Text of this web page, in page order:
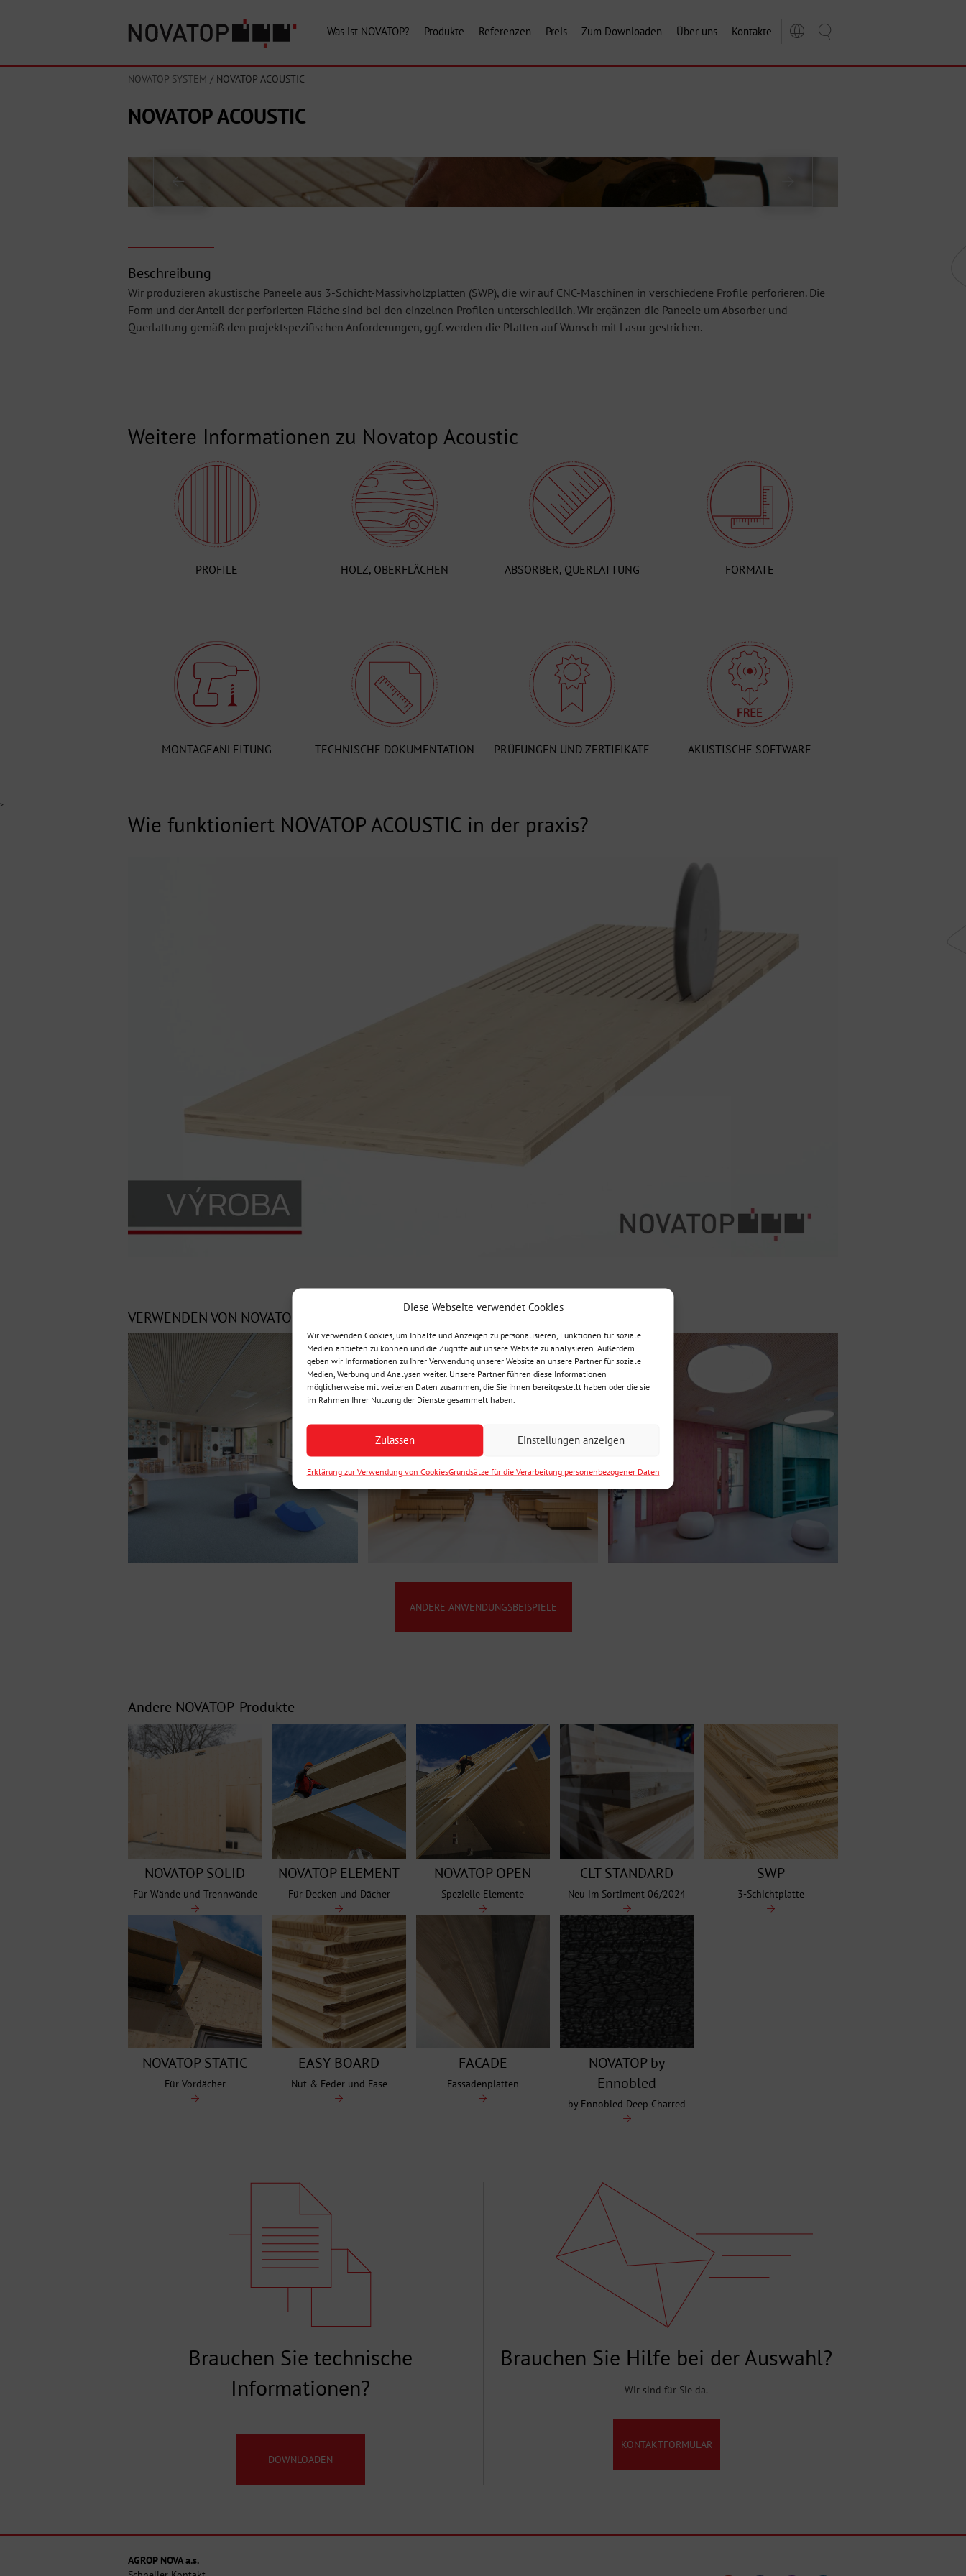
Diese Webseite verwendet Cookies
Wir verwenden Cookies, um Inhalte und Anzeigen zu personalisieren, Funktionen für soziale
Medien anbieten zu können und die Zugriffe auf unsere Website zu analysieren. Außerdem
geben wir Informationen zu Ihrer Verwendung unserer Website an unsere Partner für soziale
Medien, Werbung und Analysen weiter. Unsere Partner führen diese Informationen
möglicherweise mit weiteren Daten zusammen, die Sie ihnen bereitgestellt haben oder die sie
im Rahmen Ihrer Nutzung der Dienste gesammelt haben.
Zulassen Einstellungen anzeigen
Erklärung zur Verwendung von CookiesGrundsätze für die Verarbeitung personenbezogener Daten
Was ist NOVATOP? Produkte Referenzen Preis Zum Downloaden Über uns Kontakte
NOVATOP SYSTEM / NOVATOP ACOUSTIC
NOVATOP ACOUSTIC
Beschreibung
Wir produzieren akustische Paneele aus 3-Schicht-Massivholzplatten (SWP), die wir auf CNC-Maschinen in verschiedene Profile perforieren. Die
Form und der Anteil der perforierten Fläche sind bei den einzelnen Profilen unterschiedlich. Wir ergänzen die Paneele um Absorber und
Querlattung gemäß den projektspezifischen Anforderungen, ggf. werden die Platten auf Wunsch mit Lasur gestrichen.
Weitere Informationen zu Novatop Acoustic
PROFILE HOLZ, OBERFLÄCHEN ABSORBER, QUERLATTUNG FORMATE
MONTAGEANLEITUNG TECHNISCHE DOKUMENTATION PRÜFUNGEN UND ZERTIFIKATE AKUSTISCHE SOFTWARE
>
Wie funktioniert NOVATOP ACOUSTIC in der praxis?
VERWENDEN VON NOVATOP ACOUSTIC
ANDERE ANWENDUNGSBEISPIELE
Andere NOVATOP-Produkte
NOVATOP SOLID
Für Wände und Trennwände
NOVATOP ELEMENT
Für Decken und Dächer
NOVATOP OPEN
Spezielle Elemente
CLT STANDARD
Neu im Sortiment 06/2024
SWP
3-Schichtplatte
NOVATOP STATIC
Für Vordächer
EASY BOARD
Nut & Feder und Fase
FACADE
Fassadenplatten
NOVATOP by
Ennobled
by Ennobled Deep Charred
Brauchen Sie technische
Informationen?
DOWNLOADEN
Brauchen Sie Hilfe bei der Auswahl?
Wir sind für Sie da.
KONTAKTFORMULAR
AGROP NOVA a.s.